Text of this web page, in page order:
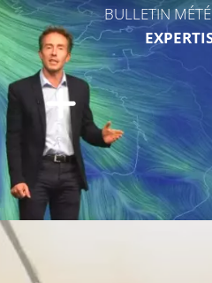
BULLETIN